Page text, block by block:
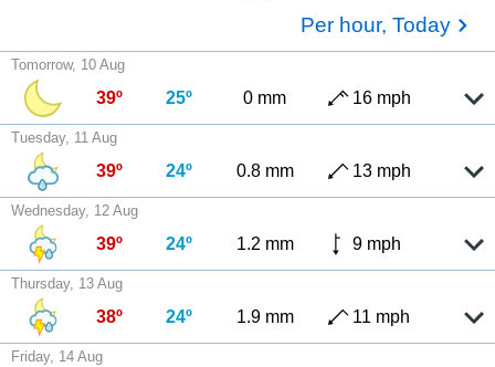
Per hour, Today
Tomorrow, 10 Aug
39º 25º 0 mm 16 mph
Tuesday, 11 Aug
39º 24º 0.8 mm 13 mph
Wednesday, 12 Aug
39º 24º 1.2 mm 9 mph
Thursday, 13 Aug
38º 24º 1.9 mm 11 mph
Friday, 14 Aug